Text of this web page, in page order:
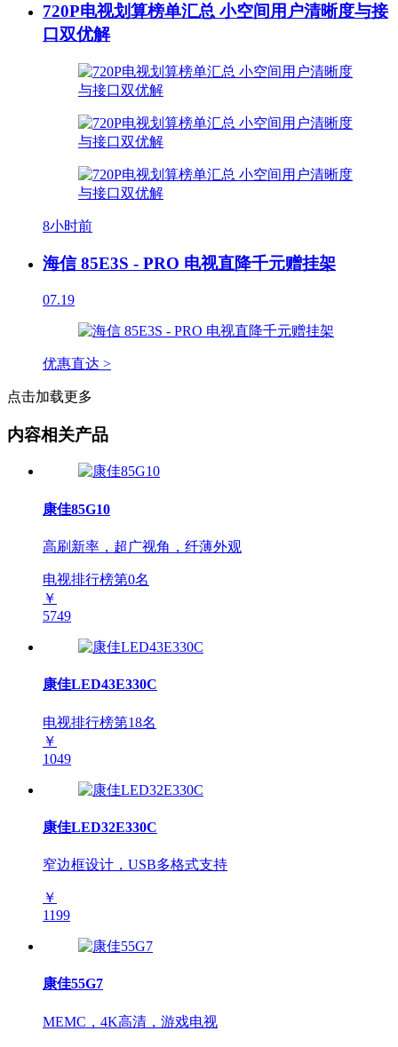
720P电视划算榜单汇总 小空间用户清晰度与接
口双优解
8小时前
海信 85E3S - PRO 电视直降千元赠挂架
07.19
优惠直达 >
点击加载更多
内容相关产品
康佳85G10
高刷新率，超广视角，纤薄外观
电视排行榜第0名
￥
5749
康佳LED43E330C
电视排行榜第18名
￥
1049
康佳LED32E330C
窄边框设计，USB多格式支持
￥
1199
康佳55G7
MEMC，4K高清，游戏电视